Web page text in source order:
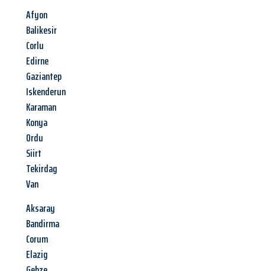
Afyon
Balikesir
Corlu
Edirne
Gaziantep
Iskenderun
Karaman
Konya
Ordu
Siirt
Tekirdag
Van
Aksaray
Bandirma
Corum
Elazig